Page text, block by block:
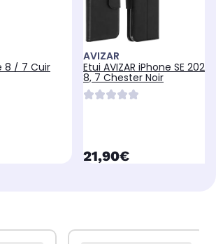
8 / 7 Cuir
AVIZAR
Etui AVIZAR iPhone SE
8, 7 Chester Noir
currentPrice
21,90€